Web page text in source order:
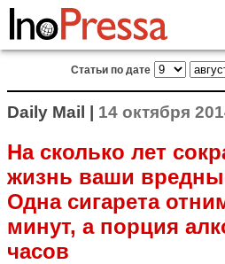
Статьи по дате
Daily Mail | 14 октября
На сколько лет
жизнь ваши
Одна сигарета
минут, а порция
часов